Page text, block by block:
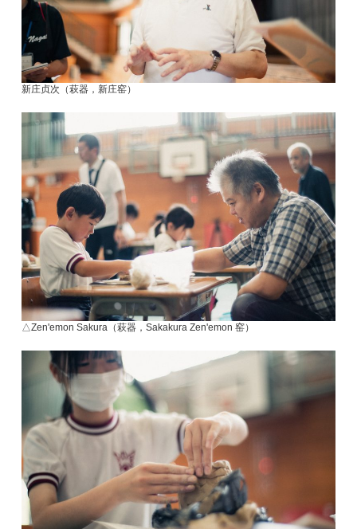
新庄贞次（萩器，新庄窑）
△Zen'emon Sakura（萩器，Sakakura Zen'emon 窑）